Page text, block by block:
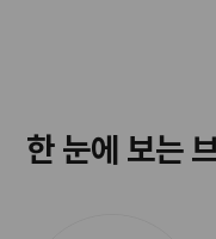
한 눈에 보는